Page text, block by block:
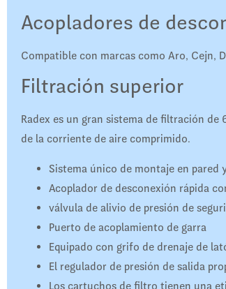
Acopladores de
Compatible con marcas como Aro, Cejn,
Filtración superior
Radex es un gran sistema de filtración
de la corriente de aire comprimido.
Sistema único de montaje en pared
Acoplador de desconexión rápida
válvula de alivio de presión de
Puerto de acoplamiento de garra
Equipado con grifo de drenaje de
El regulador de presión de salida
Los cartuchos de filtro tienen una